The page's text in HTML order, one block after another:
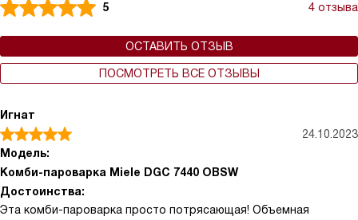
5 4 отзыва
ОСТАВИТЬ ОТЗЫВ
ПОСМОТРЕТЬ ВСЕ ОТЗЫВЫ
Игнат
24.10.2023
Модель:
Комби-пароварка Miele DGC 7440 OBSW
Достоинства:
Эта комби-пароварка просто потрясающая! Объемная